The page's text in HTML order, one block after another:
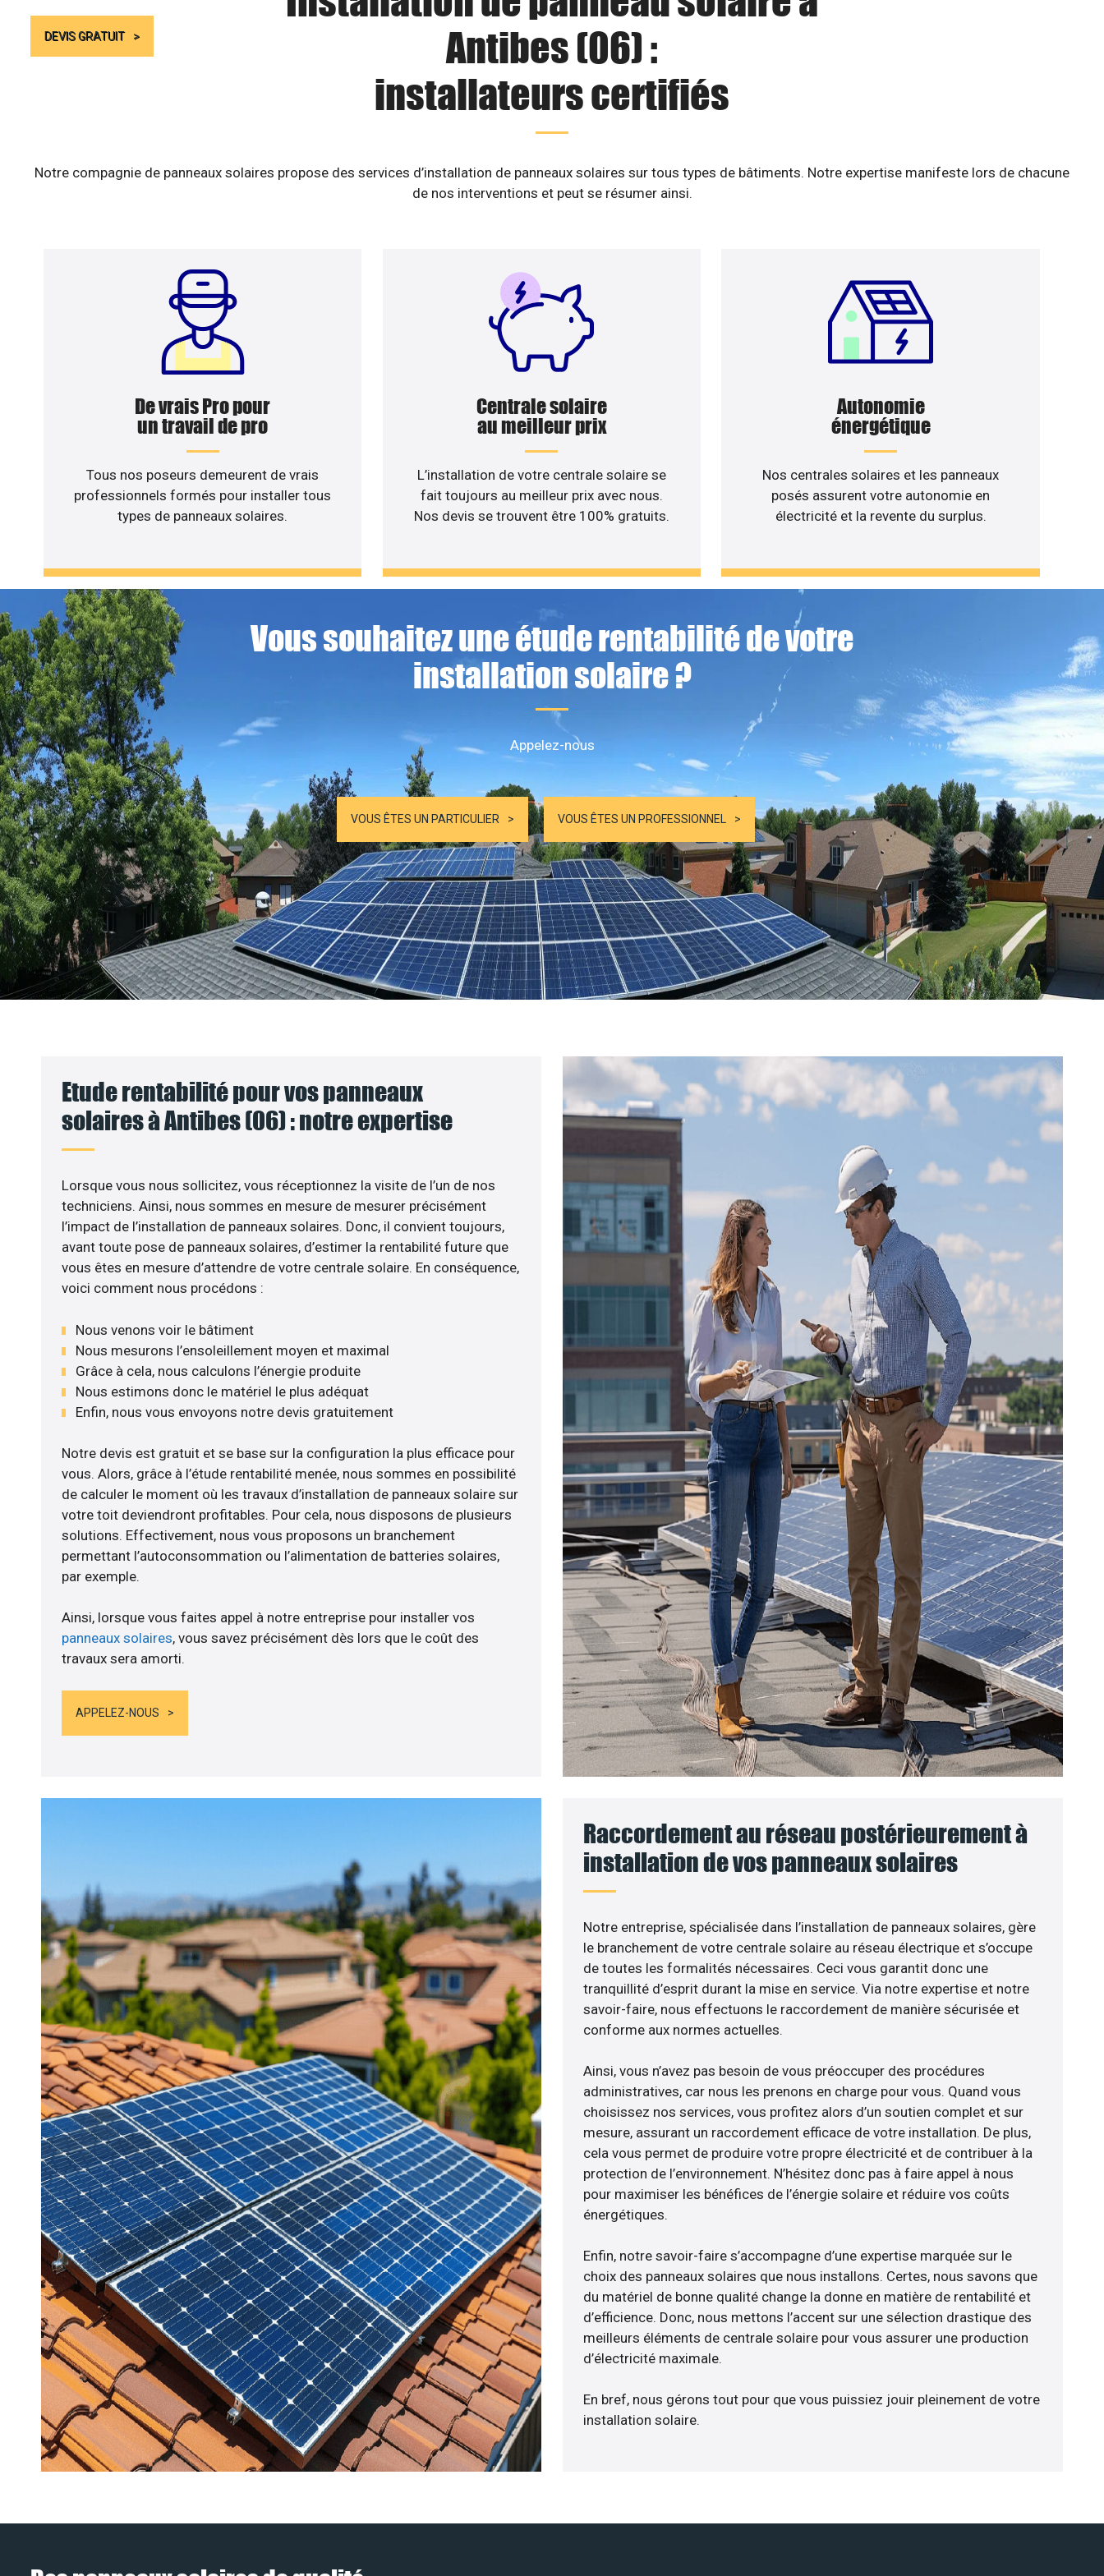
DEVIS GRATUIT
Antibes (06) :
installateurs certifiés
Notre compagnie de panneaux solaires propose des services d’installation de panneaux solaires sur tous types de bâtiments. Notre expertise manifeste lors de chacune
de nos interventions et peut se résumer ainsi.
De vrais Pro pour
un travail de pro
Tous nos poseurs demeurent de vrais
professionnels formés pour installer tous
types de panneaux solaires.
Centrale solaire
au meilleur prix
L’installation de votre centrale solaire se
fait toujours au meilleur prix avec nous.
Nos devis se trouvent être 100% gratuits.
Autonomie
énergétique
Nos centrales solaires et les panneaux
posés assurent votre autonomie en
électricité et la revente du surplus.
Vous souhaitez une étude rentabilité de votre
installation solaire ?
Appelez-nous
VOUS ÊTES UN PARTICULIER VOUS ÊTES UN PROFESSIONNEL
Etude rentabilité pour vos panneaux
solaires à Antibes (06) : notre expertise
Lorsque vous nous sollicitez, vous réceptionnez la visite de l’un de nos
techniciens. Ainsi, nous sommes en mesure de mesurer précisément
l’impact de l’installation de panneaux solaires. Donc, il convient toujours,
avant toute pose de panneaux solaires, d’estimer la rentabilité future que
vous êtes en mesure d’attendre de votre centrale solaire. En conséquence,
voici comment nous procédons :
Nous venons voir le bâtiment
Nous mesurons l’ensoleillement moyen et maximal
Grâce à cela, nous calculons l’énergie produite
Nous estimons donc le matériel le plus adéquat
Enfin, nous vous envoyons notre devis gratuitement
Notre devis est gratuit et se base sur la configuration la plus efficace pour
vous. Alors, grâce à l’étude rentabilité menée, nous sommes en possibilité
de calculer le moment où les travaux d’installation de panneaux solaire sur
votre toit deviendront profitables. Pour cela, nous disposons de plusieurs
solutions. Effectivement, nous vous proposons un branchement
permettant l’autoconsommation ou l’alimentation de batteries solaires,
par exemple.
Ainsi, lorsque vous faites appel à notre entreprise pour installer vos
panneaux solaires, vous savez précisément dès lors que le coût des
travaux sera amorti.
APPELEZ-NOUS
Raccordement au réseau postérieurement à
installation de vos panneaux solaires
Notre entreprise, spécialisée dans l’installation de panneaux solaires, gère
le branchement de votre centrale solaire au réseau électrique et s’occupe
de toutes les formalités nécessaires. Ceci vous garantit donc une
tranquillité d’esprit durant la mise en service. Via notre expertise et notre
savoir-faire, nous effectuons le raccordement de manière sécurisée et
conforme aux normes actuelles.
Ainsi, vous n’avez pas besoin de vous préoccuper des procédures
administratives, car nous les prenons en charge pour vous. Quand vous
choisissez nos services, vous profitez alors d’un soutien complet et sur
mesure, assurant un raccordement efficace de votre installation. De plus,
cela vous permet de produire votre propre électricité et de contribuer à la
protection de l’environnement. N’hésitez donc pas à faire appel à nous
pour maximiser les bénéfices de l’énergie solaire et réduire vos coûts
énergétiques.
Enfin, notre savoir-faire s’accompagne d’une expertise marquée sur le
choix des panneaux solaires que nous installons. Certes, nous savons que
du matériel de bonne qualité change la donne en matière de rentabilité et
d’efficience. Donc, nous mettons l’accent sur une sélection drastique des
meilleurs éléments de centrale solaire pour vous assurer une production
d’électricité maximale.
En bref, nous gérons tout pour que vous puissiez jouir pleinement de votre
installation solaire.